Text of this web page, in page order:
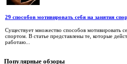
29 способов мотивировать себя на занятия
Существует множество способов мотивировать
спортом. В статье представлены те, которые
работаю...
Популярные обзоры